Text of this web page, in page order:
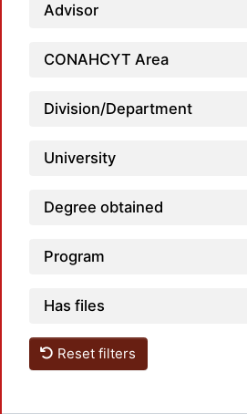
Advisor
CONAHCYT Area
Division/Department
University
Degree obtained
Program
Has files
Reset filters